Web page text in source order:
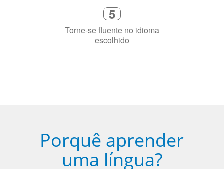
Torne-se fluente no idioma
escolhido
uma língua?